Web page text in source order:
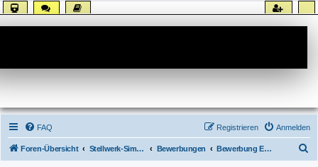
FAQ Anmelden
Registrieren
Foren-Übersicht Stellwerk-Sim allgemein Bewerbungen Bewerbung Erbauer